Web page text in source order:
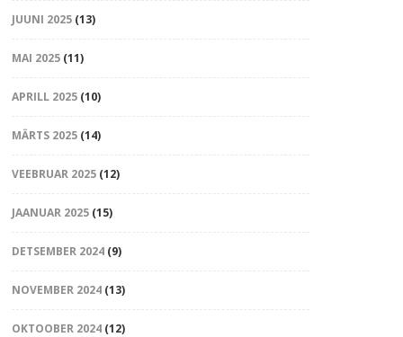
JUUNI 2025(13)
MAI 2025(11)
APRILL 2025(10)
MÄRTS 2025(14)
VEEBRUAR 2025(12)
JAANUAR 2025(15)
DETSEMBER 2024(9)
NOVEMBER 2024(13)
OKTOOBER 2024(12)